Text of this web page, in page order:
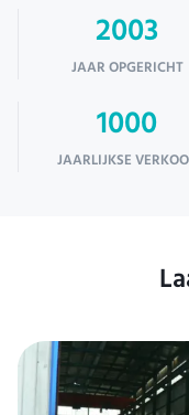
2003
JAAR OPGERICHT
1000
JAARLIJKSE